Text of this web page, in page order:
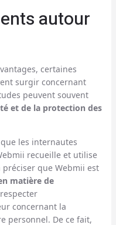
autour
certaines
surgir concernant
peuvent souvent
et de la protection des
les internautes
recueille et utilise
que Webmii est
matière de
concernant la
personnel. De ce fait,